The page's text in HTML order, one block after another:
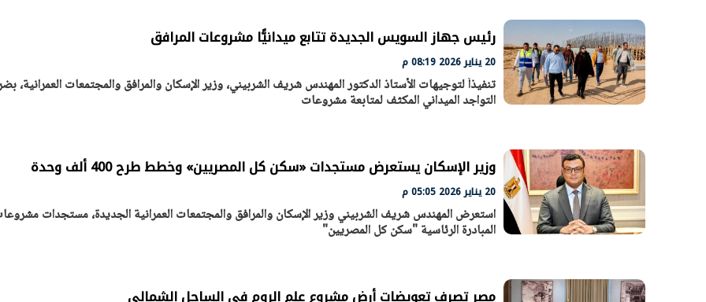
رئيس جهاز السويس الجديدة تتابع ميدانيًّا مشروعات المرافق
20 يناير 2026 08:19 م
تنفيذاً لتوجيهات الأستاذ الدكتور المهندس شريف الشربيني، وزير الإسكان والمرافق والمجتمعات العمرانية،
التواجد الميداني المكثف لمتابعة مشروعات
وزير الإسكان يستعرض مستجدات «سكن كل المصريين» وخطط طرح 400 ألف وحدة
20 يناير 2026 05:05 م
استعرض المهندس شريف الشربيني وزير الإسكان والمرافق والمجتمعات العمرانية الجديدة، مستجدات
المبادرة الرئاسية "سكن كل المصريين"
مصر تصرف تعويضات أرض مشروع علم الروم في الساحل الشمالي
واسع.. والبترول: مصر تعزز مكانتها
بوصفها مركزًا إقليميًّا للطاقة
30 مارس 2026 03:59 م بنظام الإيجار 30 مارس 2026 06:28 م